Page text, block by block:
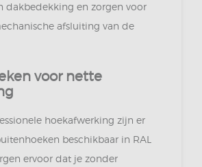
dakbedekking en zorgen voor
afsluiting van de
voor nette
hoekafwerking zijn er
beschikbaar in RAL
ervoor dat je zonder